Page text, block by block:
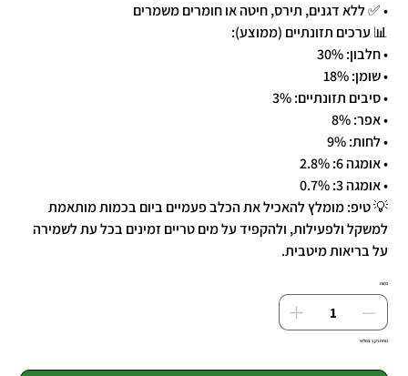
• ✅ ללא דגנים, תירס, חיטה או חומרים משמרים
📊 ערכים תזונתיים (ממוצע):
• חלבון: 30%
• שומן: 18%
• סיבים תזונתיים: 3%
• אפר: 8%
• לחות: 9%
• אומגה 6: 2.8%
• אומגה 3: 0.7%
💡 טיפ: מומלץ להאכיל את הכלב פעמיים ביום בכמות מותאמת
למשקל ולפעילות, ולהקפיד על מים טריים זמינים בכל עת לשמירה
על בריאות מיטבית.
כמות
נותרו רק 1 במלאי